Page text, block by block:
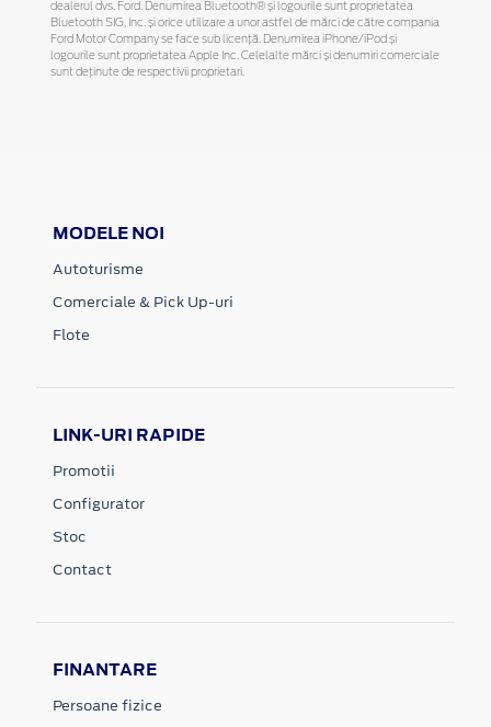
dealerul dvs. Ford. Denumirea Bluetooth® și logourile sunt proprietatea
Bluetooth SIG, Inc. și orice utilizare a unor astfel de mărci de către compania
Ford Motor Company se face sub licență. Denumirea iPhone/iPod și
logourile sunt proprietatea Apple Inc. Celelalte mărci și denumiri comerciale
sunt deținute de respectivii proprietari.
MODELE NOI
Autoturisme
Comerciale & Pick Up-uri
Flote
LINK-URI RAPIDE
Promotii
Configurator
Stoc
Contact
FINANTARE
Persoane fizice